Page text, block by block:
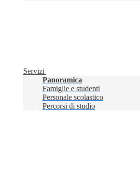
Servizi
Panoramica
Famiglie e studenti
Personale scolastico
Percorsi di studio